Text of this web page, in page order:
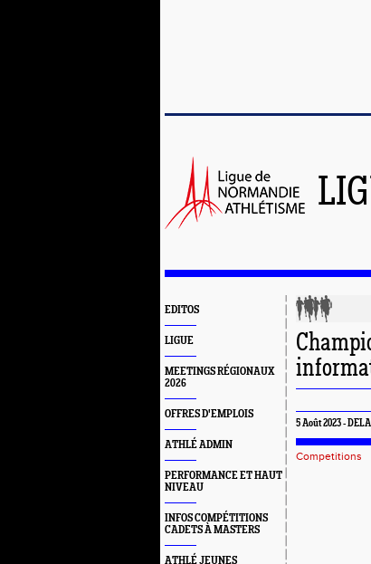
EDITOS
LIGUE
MEETINGS RÉGIONAUX
2026
OFFRES D'EMPLOIS
ATHLÉ ADMIN
PERFORMANCE ET HAUT
NIVEAU
INFOS COMPÉTITIONS
CADETS À MASTERS
ATHLÉ JEUNES
5 Août 2023 -
Competitions